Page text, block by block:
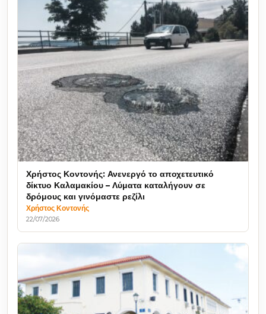
Χρήστος Κοντονής: Ανενεργό το αποχετευτικό
δίκτυο Καλαμακίου – Λύματα καταλήγουν σε
δρόμους και γινόμαστε ρεζίλι
Χρήστος Κοντονής
22/07/2026